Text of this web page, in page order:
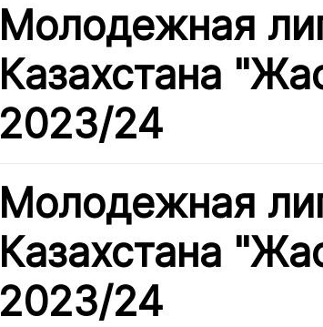
Молодежная
Казахстана
2023/24
Молодежная
Казахстана
2023/24